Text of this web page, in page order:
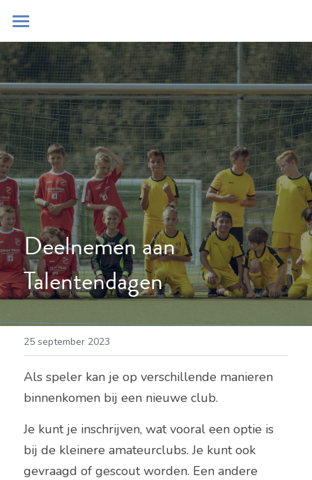
Home
Blog
Contact
Zoeken
POWERED BY
Deelnemen aan
Talentendagen
25 september 2023
Als speler kan je op verschillende manieren
binnenkomen bij een nieuwe club.
Je kunt je inschrijven, wat vooral een optie is
bij de kleinere amateurclubs. Je kunt ook
gevraagd of gescout worden. Een andere